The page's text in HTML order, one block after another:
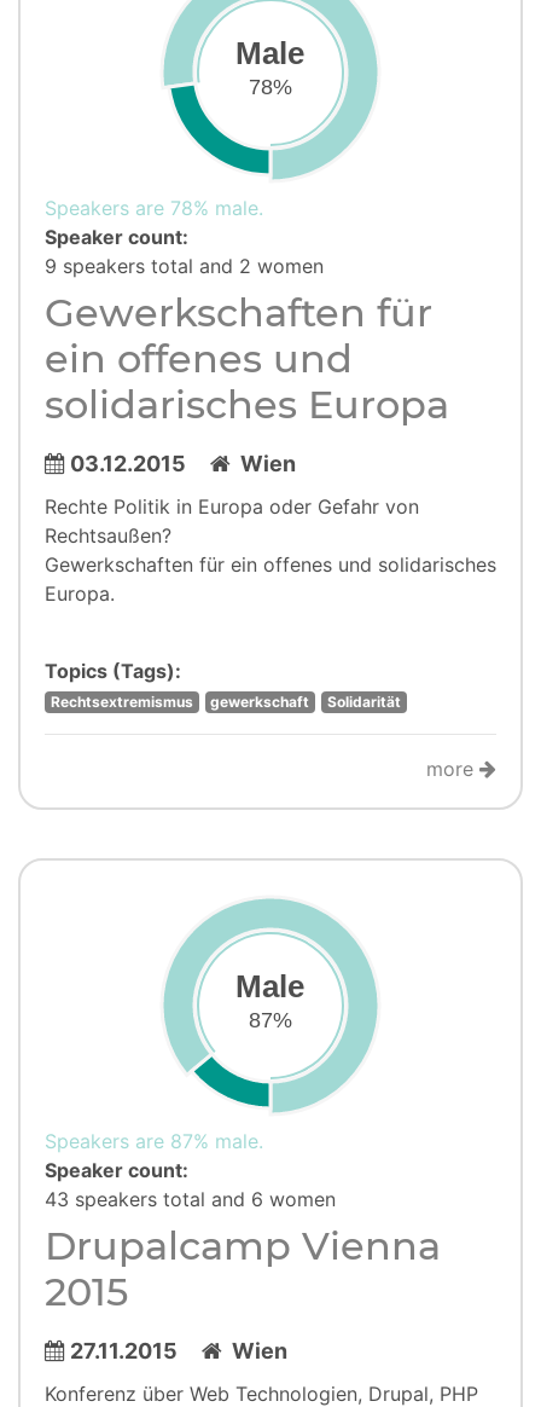
Male
78%
Speakers are 78% male.
Speaker count:
9 speakers total and 2 women
Gewerkschaften für
ein offenes und
solidarisches Europa
03.12.2015 Wien
Rechte Politik in Europa oder Gefahr von
Rechtsaußen?
Gewerkschaften für ein offenes und solidarisches
Europa.
Topics (Tags):
Rechtsextremismus gewerkschaft Solidarität
more
Male
87%
Speakers are 87% male.
Speaker count:
43 speakers total and 6 women
Drupalcamp Vienna
2015
27.11.2015 Wien
Konferenz über Web Technologien, Drupal, PHP